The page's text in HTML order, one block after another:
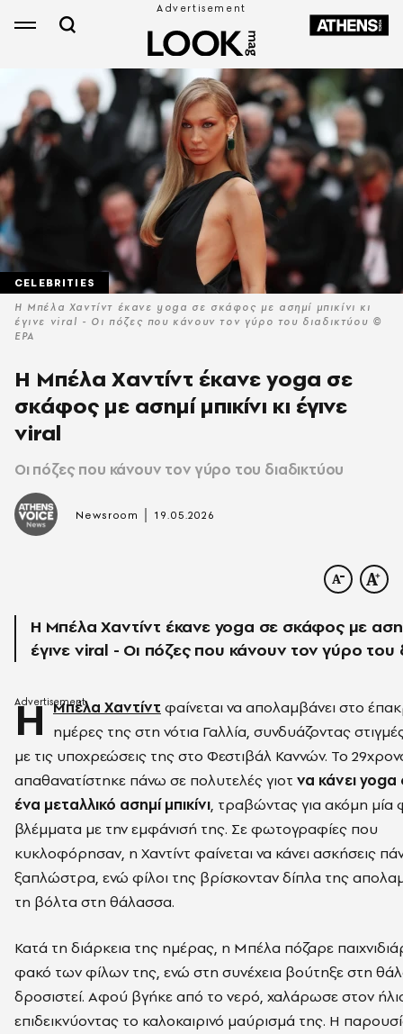
Η Μπέλα Χαντίντ έκανε yoga σε σκάφος με ασημί μπικίνι κι
έγινε viral - Οι πόζες που κάνουν τον γύρο του διαδικτύου ©
EPA
CELEBRITIES
Η Μπέλα Χαντίντ έκανε yoga σε
σκάφος με ασημί μπικίνι κι έγινε
viral
Οι πόζες που κάνουν τον γύρο του διαδικτύου
Newsroom 19.05.2026
Η Μπέλα Χαντίντ έκανε yoga σε σκάφος με
έγινε viral - Οι πόζες που κάνουν τον γύρο του
Η Μπέλα Χαντίντ φαίνεται να απολαμβάνει στο
ημέρες της στη νότια Γαλλία, συνδυάζοντας
με τις υποχρεώσεις της στο Φεστιβάλ Καννών. Το
απαθανατίστηκε πάνω σε πολυτελές γιοτ να κάνει
ένα μεταλλικό ασημί μπικίνι, τραβώντας για ακόμη μία
βλέμματα με την εμφάνισή της. Σε φωτογραφίες που
κυκλοφόρησαν, η Χαντίντ φαίνεται να κάνει ασκήσεις
ξαπλώστρα, ενώ φίλοι της βρίσκονταν δίπλα της
τη βόλτα στη θάλασσα.
Κατά τη διάρκεια της ημέρας, η Μπέλα πόζαρε
φακό των φίλων της, ενώ στη συνέχεια βούτηξε στη
δροσιστεί. Αφού βγήκε από το νερό, χαλάρωσε στον
επιδεικνύοντας το καλοκαιρινό μαύρισμά της. Η